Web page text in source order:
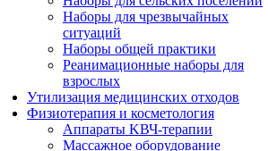
Наборы для чрезвычайных
ситуаций
Наборы общей практики
Реанимационные наборы для
взрослых
Утилизация медицинских отходов
Физиотерапия и косметология
Аппараты KВЧ-терапии
Массажное оборудование